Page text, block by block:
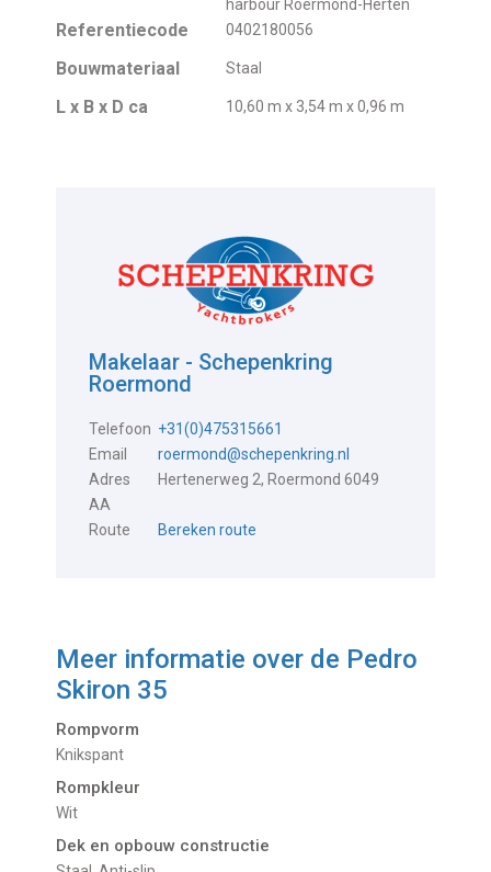
harbour Roermond-Herten
Referentiecode 0402180056
Bouwmateriaal Staal
L x B x D ca 10,60 m x 3,54 m x 0,96 m
Makelaar - Schepenkring
Roermond
Telefoon +31(0)475315661
Email
roermond@schepenkring.nl
Adres
Hertenerweg 2, Roermond 6049
AA
Route
Bereken route
Meer informatie over de Pedro
Skiron 35
Rompvorm
Knikspant
Rompkleur
Wit
Dek en opbouw constructie